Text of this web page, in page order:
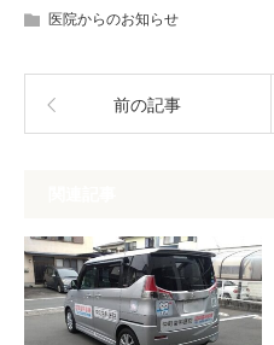
医院からのお知らせ
前の記事